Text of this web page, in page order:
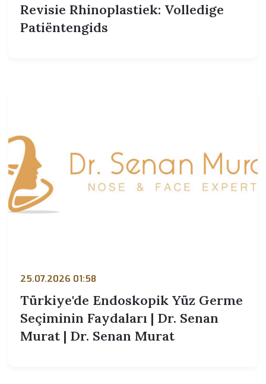
Revisie Rhinoplastiek: Volledige
Patiëntengids
25.07.2026 01:58
Türkiye'de Endoskopik Yüz Germe
Seçiminin Faydaları | Dr. Senan
Murat | Dr. Senan Murat